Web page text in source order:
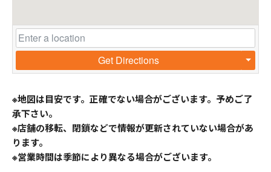
Get Directions
※地図は目安です。正確でない場合がございます。予めご了
承下さい。
※店舗の移転、閉鎖などで情報が更新されていない場合があ
ります。
※営業時間は季節により異なる場合がございます。